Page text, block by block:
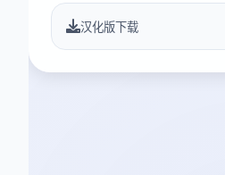
汉化版下载